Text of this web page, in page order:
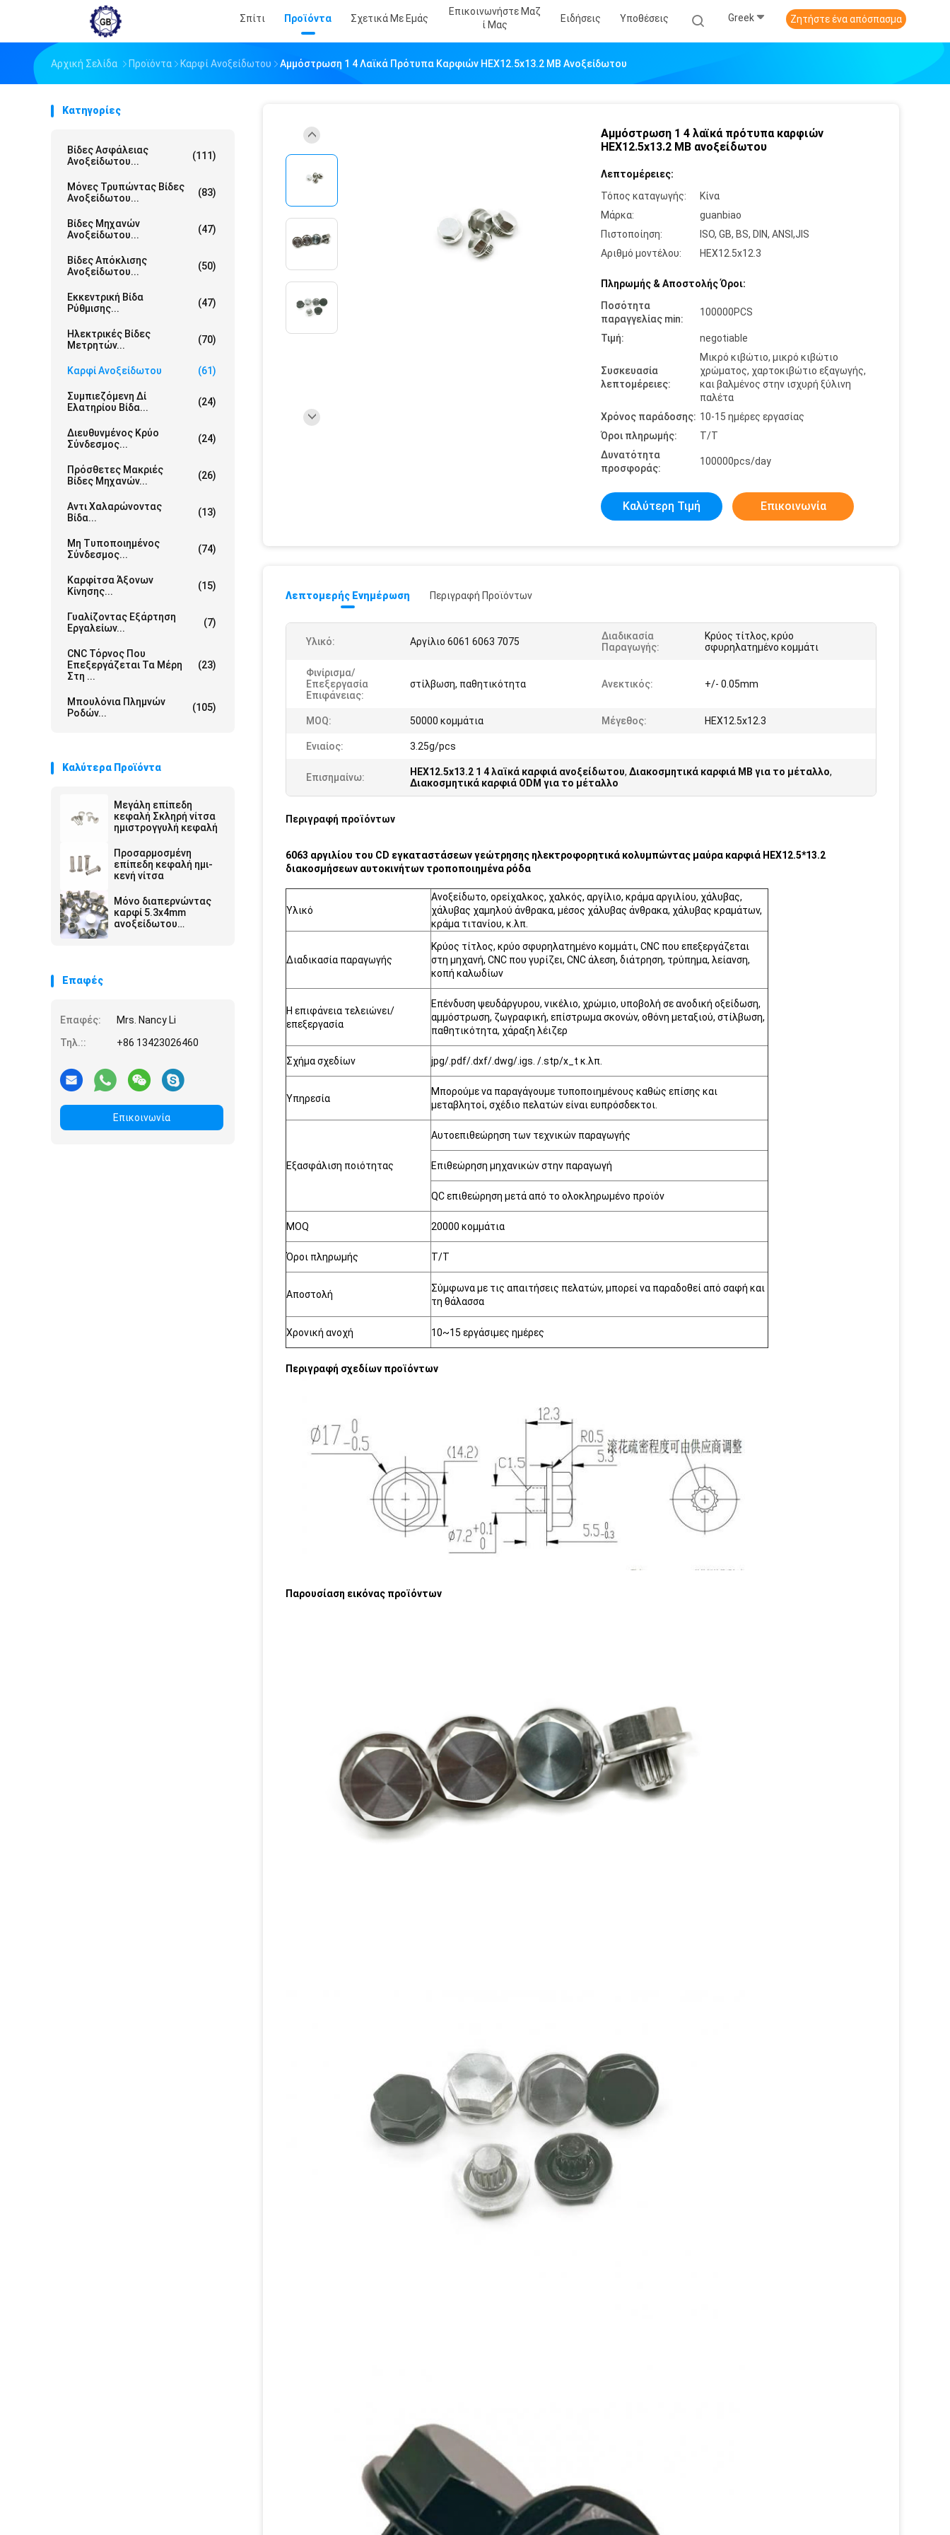
Σπίτι Προϊόντα Σχετικά Με Εμάς
Επικοινωνήστε Μαζ
Ί Μας
Ειδήσεις Υποθέσεις Greek Ζητήστε ένα απόσπασμα
Αρχική Σελίδα Προϊόντα Καρφί Ανοξείδωτου Αμμόστρωση 1 4 Λαϊκά Πρότυπα Καρφιών HEX12.5x13.2 ΜΒ Ανοξείδωτου
Κατηγορίες
Βίδες Ασφάλειας
Ανοξείδωτου...
(111)
Μόνες Τρυπώντας Βίδες
Ανοξείδωτου...
(83)
Βίδες Μηχανών
Ανοξείδωτου...
(47)
Βίδες Απόκλισης
Ανοξείδωτου...
(50)
Εκκεντρική Βίδα
Ρύθμισης...
(47)
Ηλεκτρικές Βίδες
Μετρητών...
(70)
Καρφί Ανοξείδωτου (61)
Συμπιεζόμενη Δί
Ελατηρίου Βίδα...
(24)
Διευθυνμένος Κρύο
Σύνδεσμος...
(24)
Πρόσθετες Μακριές
Βίδες Μηχανών...
(26)
Αντι Χαλαρώνοντας
Βίδα...
(13)
Μη Τυποποιημένος
Σύνδεσμος...
(74)
Καρφίτσα Άξονων
Κίνησης...
(15)
Γυαλίζοντας Εξάρτηση
Εργαλείων...
(7)
CNC Τόρνος Που
Επεξεργάζεται Τα Μέρη
Στη ...
(23)
Μπουλόνια Πλημνών
Ροδών...
(105)
Καλύτερα Προϊόντα
Μεγάλη επίπεδη
κεφαλή Σκληρή νίτσα
ημιστρογγυλή κεφαλή
Προσαρμοσμένη
επίπεδη κεφαλή ημι-
κενή νίτσα
Μόνο διαπερνώντας
καρφί 5.3x4mm
ανοξείδωτου
Επαφές
Επαφές:
Mrs. Nancy Li
Τηλ.::
+86 13423026460
Επικοινωνία
Αμμόστρωση 1 4 λαϊκά πρότυπα καρφιών
HEX12.5x13.2 ΜΒ ανοξείδωτου
Λεπτομέρειες:
Τόπος καταγωγής:
Κίνα
Μάρκα:
guanbiao
Πιστοποίηση:
ISO, GB, BS, DIN, ANSI,JIS
Αριθμό μοντέλου:
HEX12.5x12.3
Πληρωμής & Αποστολής Όροι:
Ποσότητα
παραγγελίας min:
100000PCS
Τιμή: negotiable
Συσκευασία
λεπτομέρειες:
Μικρό κιβώτιο, μικρό κιβώτιο
χρώματος, χαρτοκιβώτιο εξαγωγής,
και βαλμένος στην ισχυρή ξύλινη
παλέτα
Χρόνος παράδοσης: 10-15 ημέρες εργασίας
Όροι πληρωμής:
T/T
Δυνατότητα
προσφοράς:
100000pcs/day
Καλύτερη Τιμή Επικοινωνία
Λεπτομερής Ενημέρωση Περιγραφή Προϊόντων
Υλικό: Αργίλιο 6061 6063 7075
Διαδικασία
Παραγωγής:
Κρύος τίτλος, κρύο
σφυρηλατημένο κομμάτι
Φινίρισμα/
Επεξεργασία
Επιφάνειας:
στίλβωση, παθητικότητα Ανεκτικός: +/- 0.05mm
MOQ: 50000 κομμάτια Μέγεθος: HEX12.5x12.3
Ενιαίος: 3.25g/pcs
Επισημαίνω: HEX12.5x13.2 1 4 λαϊκά καρφιά ανοξείδωτου, Διακοσμητικά καρφιά ΜΒ για το μέταλλο,
Διακοσμητικά καρφιά ODM για το μέταλλο
Περιγραφή προϊόντων
6063 αργιλίου του CD εγκαταστάσεων γεώτρησης ηλεκτροφορητικά κολυμπώντας μαύρα καρφιά HEX12.5*13.2
διακοσμήσεων αυτοκινήτων τροποποιημένα ρόδα
Υλικό
Ανοξείδωτο, ορείχαλκος, χαλκός, αργίλιο, κράμα αργιλίου, χάλυβας,
χάλυβας χαμηλού άνθρακα, μέσος χάλυβας άνθρακα, χάλυβας κραμάτων,
κράμα τιτανίου, κ.λπ.
Διαδικασία παραγωγής
Κρύος τίτλος, κρύο σφυρηλατημένο κομμάτι, CNC που επεξεργάζεται
στη μηχανή, CNC που γυρίζει, CNC άλεση, διάτρηση, τρύπημα, λείανση,
κοπή καλωδίων
Η επιφάνεια τελειώνει/
επεξεργασία
Επένδυση ψευδάργυρου, νικέλιο, χρώμιο, υποβολή σε ανοδική οξείδωση,
αμμόστρωση, ζωγραφική, επίστρωμα σκονών, οθόνη μεταξιού, στίλβωση,
παθητικότητα, χάραξη λέιζερ
Σχήμα σχεδίων jpg/.pdf/.dxf/.dwg/.igs. /.stp/x_t κ.λπ.
Υπηρεσία
Μπορούμε να παραγάγουμε τυποποιημένους καθώς επίσης και
μεταβλητοί, σχέδιο πελατών είναι ευπρόσδεκτοι.
Εξασφάλιση ποιότητας
Αυτοεπιθεώρηση των τεχνικών παραγωγής
Επιθεώρηση μηχανικών στην παραγωγή
QC επιθεώρηση μετά από το ολοκληρωμένο προϊόν
MOQ 20000 κομμάτια
Όροι πληρωμής T/T
Αποστολή
Σύμφωνα με τις απαιτήσεις πελατών, μπορεί να παραδοθεί από σαφή και
τη θάλασσα
Χρονική ανοχή 10~15 εργάσιμες ημέρες
Περιγραφή σχεδίων προϊόντων
Παρουσίαση εικόνας προϊόντων